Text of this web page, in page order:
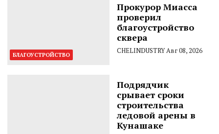
БЛАГОУСТРОЙСТВО
Прокурор Миасса
проверил
благоустройство
сквера
CHELINDUSTRYАвг 08, 2026
Подрядчик
срывает сроки
строительства
ледовой арены в
Кунашаке